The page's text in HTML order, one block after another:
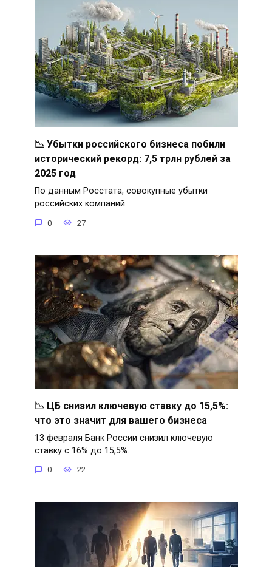
📉 Убытки российского бизнеса побили
исторический рекорд: 7,5 трлн рублей за
2025 год
По данным Росстата, совокупные убытки
российских компаний
0 27
📉 ЦБ снизил ключевую ставку до 15,5%:
что это значит для вашего бизнеса
13 февраля Банк России снизил ключевую
ставку с 16% до 15,5%.
0 22